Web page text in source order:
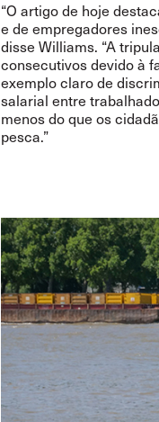
“O artigo de hoje
e de empregadores
disse Williams. “A
consecutivos devido à
exemplo claro de
salarial entre
menos do que os
pesca.”